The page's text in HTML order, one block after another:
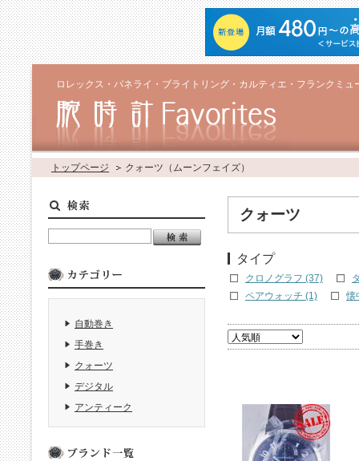
ロレックス・パネライ・ブライトリング・カルティエ・フランクミ
トップページ クォーツ（ムーンフェイズ）
クォーツ
タイプ
クロノグラフ (37)
ペアウォッチ (1)
懐
自動巻き
手巻き
クォーツ
デジタル
アンティーク